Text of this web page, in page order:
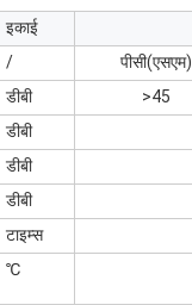
इकाई
/ पीसी(एसएम)
डीबी >45
डीबी
डीबी
डीबी
टाइम्स
℃